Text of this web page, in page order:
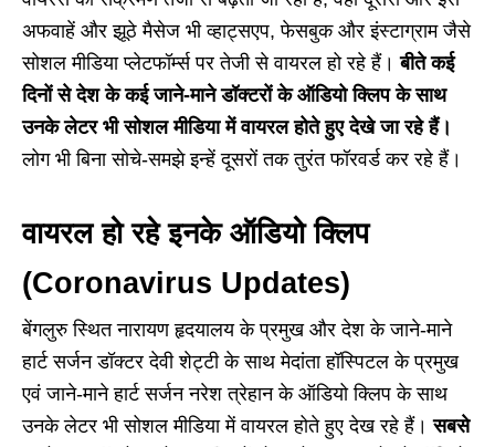
अफवाहें और झूठे मैसेज भी व्हाट्सएप, फेसबुक और इंस्टाग्राम जैसे
सोशल मीडिया प्लेटफॉर्म्स पर तेजी से वायरल हो रहे हैं।बीते कई
दिनों से देश के कई जाने-माने डॉक्टरों के ऑडियो क्लिप के साथ
उनके लेटर भी सोशल मीडिया में वायरल होते हुए देखे जा रहे हैं।
लोग भी बिना सोचे-समझे इन्हें दूसरों तक तुरंत फॉरवर्ड कर रहे हैं।
वायरल हो रहे इनके ऑडियो क्लिप
(Coronavirus Updates)
बेंगलुरु स्थित नारायण हृदयालय के प्रमुख और देश के जाने-माने
हार्ट सर्जन डॉक्टर देवी शेट्टी के साथ मेदांता हॉस्पिटल के प्रमुख
एवं जाने-माने हार्ट सर्जन नरेश त्रेहान के ऑडियो क्लिप के साथ
उनके लेटर भी सोशल मीडिया में वायरल होते हुए देख रहे हैं।सबसे